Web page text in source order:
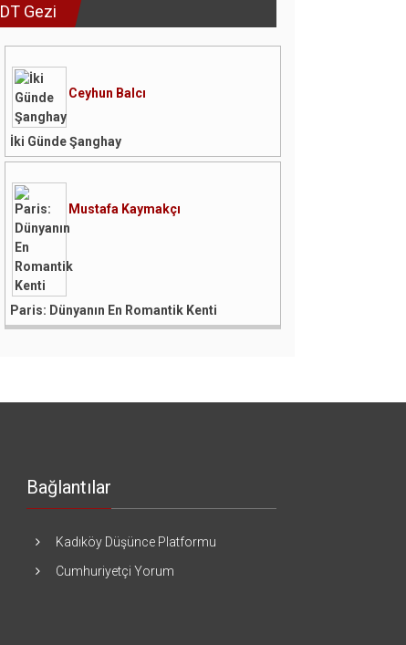
DT Gezi
Ceyhun Balcı
İki Günde Şanghay
Mustafa Kaymakçı
Paris: Dünyanın En Romantik Kenti
Bağlantılar
Kadıköy Düşünce Platformu
Cumhuriyetçi Yorum